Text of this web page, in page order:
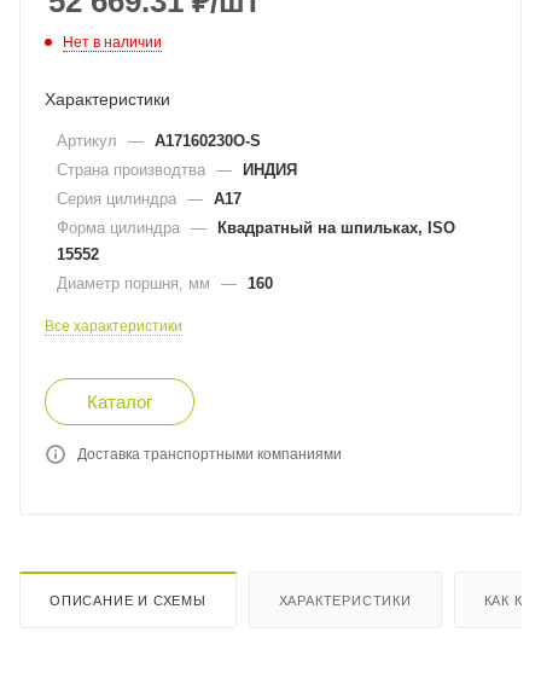
Нет в наличии
Характеристики
Артикул — A17160230O-S
Страна производтва — ИНДИЯ
Серия цилиндра — A17
Форма цилиндра — Квадратный на шпильках, ISO
15552
Диаметр поршня, мм
— 160
Все характеристики
Каталог
Доставка транспортными компаниями
ОПИСАНИЕ И СХЕМЫ ХАРАКТЕРИСТИКИ КАК